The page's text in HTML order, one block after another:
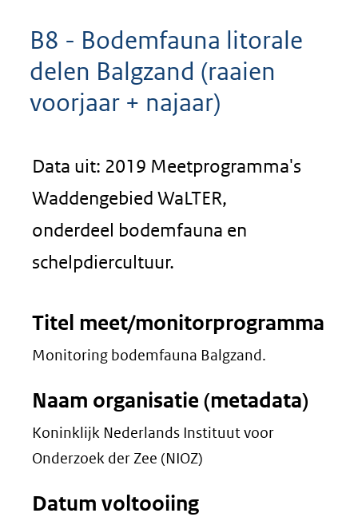
B8 - Bodemfauna litorale
delen Balgzand (raaien
voorjaar + najaar)
Data uit: 2019 Meetprogramma's
Waddengebied WaLTER,
onderdeel bodemfauna en
schelpdiercultuur.
Titel meet/monitorprogramma
Monitoring bodemfauna Balgzand.
Naam organisatie (metadata)
Koninklijk Nederlands Instituut voor
Onderzoek der Zee (NIOZ)
Datum voltooiing